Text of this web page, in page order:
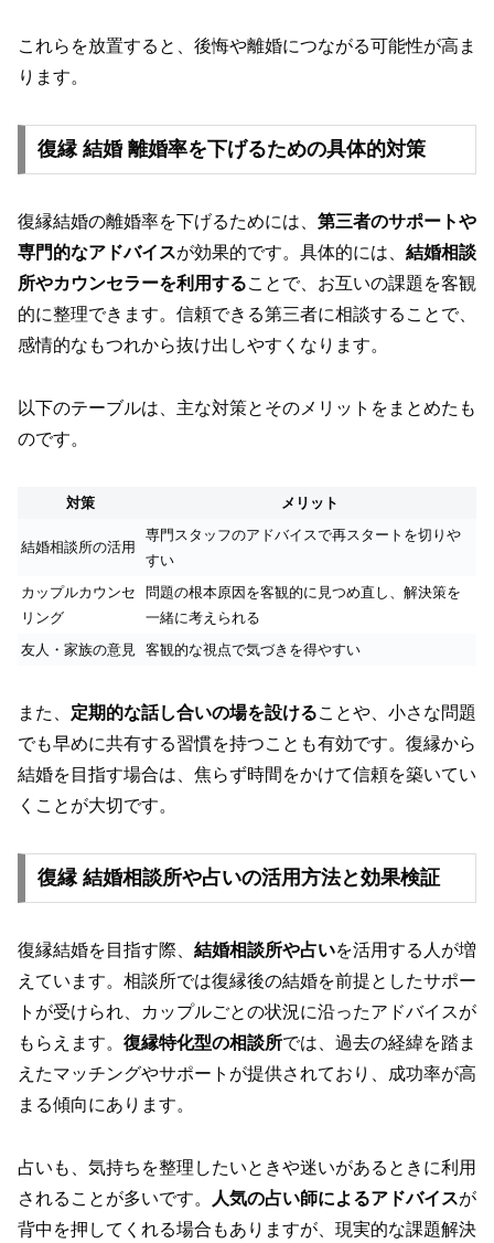
これらを放置すると、後悔や離婚につながる可能性が高ま
ります。
復縁 結婚 離婚率を下げるための具体的対策
復縁結婚の離婚率を下げるためには、 第三者のサポートや
専門的なアドバイスが効果的です。具体的には、 結婚相談
所やカウンセラーを利用することで、お互いの課題を客観
的に整理できます。信頼できる第三者に相談することで、
感情的なもつれから抜け出しやすくなります。
以下のテーブルは、主な対策とそのメリットをまとめたも
のです。
対策 メリット
結婚相談所の活用
専門スタッフのアドバイスで再スタートを切りや
すい
カップルカウンセ
リング
問題の根本原因を客観的に見つめ直し、解決策を
一緒に考えられる
友人・家族の意見 客観的な視点で気づきを得やすい
また、 定期的な話し合いの場を設けることや、小さな問題
でも早めに共有する習慣を持つことも有効です。復縁から
結婚を目指す場合は、焦らず時間をかけて信頼を築いてい
くことが大切です。
復縁 結婚相談所や占いの活用方法と効果検証
復縁結婚を目指す際、 結婚相談所や占いを活用する人が増
えています。相談所では復縁後の結婚を前提としたサポー
トが受けられ、カップルごとの状況に沿ったアドバイスが
もらえます。 復縁特化型の相談所では、過去の経緯を踏ま
えたマッチングやサポートが提供されており、成功率が高
まる傾向にあります。
占いも、気持ちを整理したいときや迷いがあるときに利用
されることが多いです。
人気の占い師によるアドバイスが
背中を押してくれる場合もありますが、現実的な課題解決